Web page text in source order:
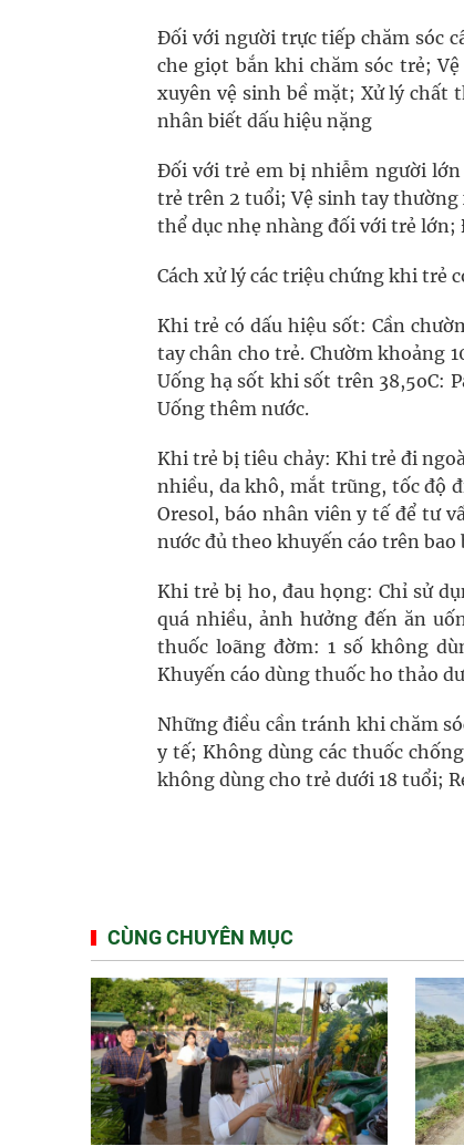
Đối với người trực tiếp chăm sóc
che giọt bắn khi chăm sóc trẻ;
xuyên vệ sinh bề mặt; Xử lý chất
nhân biết dấu hiệu nặng
Đối với trẻ em bị nhiễm người lớn
trẻ trên 2 tuổi; Vệ sinh tay thường
thể dục nhẹ nhàng đối với trẻ lớn;
Cách xử lý các triệu chứng khi trẻ
Khi trẻ có dấu hiệu sốt: Cần
tay chân cho trẻ. Chườm khoảng
Uống hạ sốt khi sốt trên 38,5oC:
Uống thêm nước.
Khi trẻ bị tiêu chảy: Khi trẻ đi
nhiều, da khô, mắt trũng, tốc độ
Oresol, báo nhân viên y tế để tư
nước đủ theo khuyến cáo trên
Khi trẻ bị ho, đau họng: Chỉ sử
quá nhiều, ảnh hưởng đến ăn
thuốc loãng đờm: 1 số không
Khuyến cáo dùng thuốc ho thảo
Những điều cần tránh khi chăm
y tế; Không dùng các thuốc
không dùng cho trẻ dưới 18 tuổi;
CÙNG CHUYÊN MỤC